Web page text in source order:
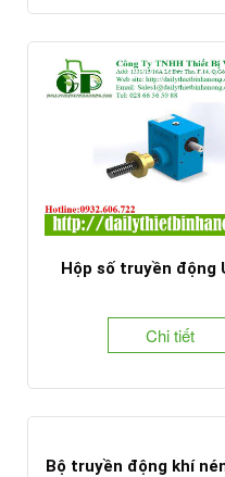
Hộp số truyền động
Chi tiết
Bộ truyền động khí